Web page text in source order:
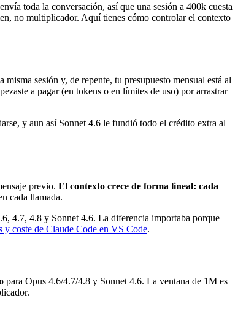
toda la conversación, así que una sesión a 400k cuesta
no multiplicador. Aquí tienes cómo controlar el contexto
sesión y, de repente, tu presupuesto mensual está al
a pagar (en tokens o en límites de uso) por arrastrar
y aun así Sonnet 4.6 le fundió todo el crédito extra al
previo. El contexto crece de forma lineal: cada
cada llamada.
4.7, 4.8 y Sonnet 4.6. La diferencia importaba porque
y coste de Claude Code en VS Code.
para Opus 4.6/4.7/4.8 y Sonnet 4.6. La ventana de 1M es